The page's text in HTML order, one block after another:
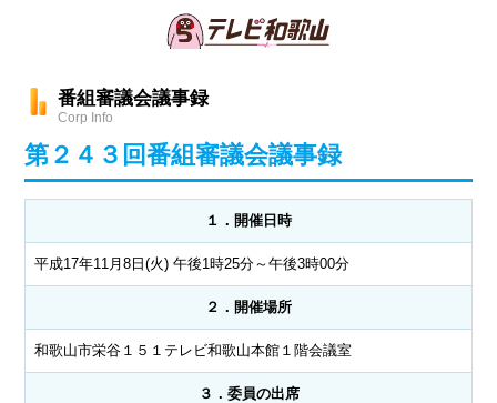
番組審議会議事録
Corp Info
第２４３回番組審議会議事録
１．開催日時
平成17年11月8日(火) 午後1時25分～午後3時00分
２．開催場所
和歌山市栄谷１５１テレビ和歌山本館１階会議室
３．委員の出席